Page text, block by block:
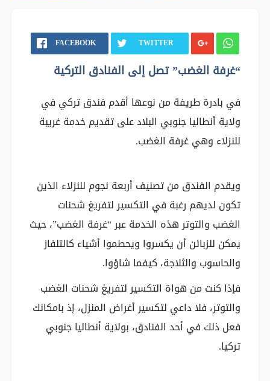
FACEBOOK TWITTER
“غرفة الغضب” تصل إلى الفنادق التركية
في بادرة طريفة من نوعها أقدم فندق تركي في
ولاية أنطاليا جنوبي البلاد على تقديم خدمة غريبة
للنزلاء وهي غرفة الغضب.
ويقدم الفندق من تصنيف أربعة نجوم للنزلاء الذين
تكون لديهم رغبة في التكسير لتفريغ شحنات
الغضب والتوتر هذه الخدمة عبر “غرفة الغضب”، حيث
يمكن للزبائن أن يكسروا ويحطموا أشياء كالتلفاز
والحاسوب والثلاجة، كيفما شاؤوا.
فإذا كنت من هواة التكسير لتفريغ شحنات الغضب
والتوتر، فلا داعي لتكسير أغراض المنزل، إذ بامكانك
فعل ذلك في أحد الفنادق، بولاية أنطاليا جنوبي
تركيا.